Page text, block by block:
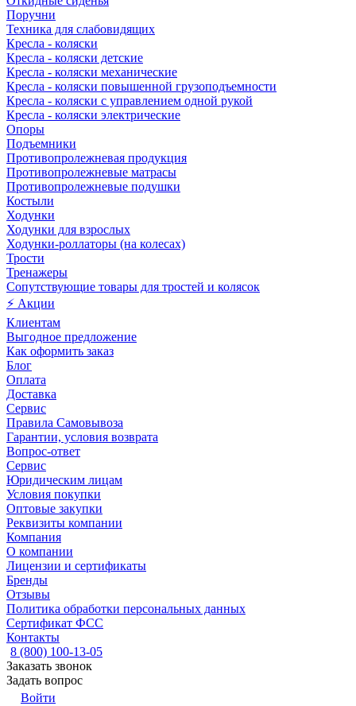
Поручни
Техника для слабовидящих
Кресла - коляски
Кресла - коляски детские
Кресла - коляски механические
Кресла - коляски повышенной грузоподъемности
Кресла - коляски с управлением одной рукой
Кресла - коляски электрические
Опоры
Подъемники
Противопролежневая продукция
Противопролежневые матрасы
Противопролежневые подушки
Костыли
Ходунки
Ходунки для взрослых
Ходунки-роллаторы (на колесах)
Трости
Тренажеры
Сопутствующие товары для тростей и колясок
⚡ Акции
Клиентам
Выгодное предложение
Как оформить заказ
Блог
Оплата
Доставка
Сервис
Правила Самовывоза
Гарантии, условия возврата
Вопрос-ответ
Сервис
Юридическим лицам
Условия покупки
Оптовые закупки
Реквизиты компании
Компания
О компании
Лицензии и сертификаты
Бренды
Отзывы
Политика обработки персональных данных
Сертификат ФСС
Контакты
8 (800) 100-13-05
Заказать звонок
Задать вопрос
Войти